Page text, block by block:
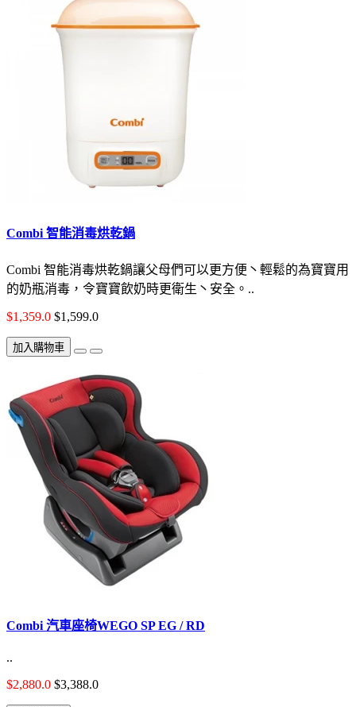
Combi 智能消毒烘乾鍋
Combi 智能消毒烘乾鍋讓父母們可以更方便丶輕鬆的為寶寶用
的奶瓶消毒，令寶寶飲奶時更衛生丶安全。..
$1,359.0 $1,599.0
加入購物車
Combi 汽車座椅WEGO SP EG / RD
..
$2,880.0 $3,388.0